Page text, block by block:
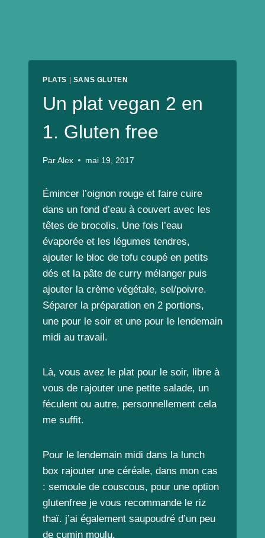
PLATS SANS GLUTEN
Un plat vegan 2 en
1. Gluten free
Par Alex mai 19, 2017
Émincer l’oignon rouge et faire cuire
dans un fond d’eau à couvert avec les
têtes de brocolis. Une fois l’eau
évaporée et les légumes tendres,
ajouter le bloc de tofu coupé en petits
dés et la pâte de curry mélanger puis
ajouter la crème végétale, sel/poivre.
Séparer la préparation en 2 portions,
une pour le soir et une pour le lendemain
midi au travail.
Là, vous avez le plat pour le soir, libre à
vous de rajouter une petite salade, un
féculent ou autre, personnellement cela
me suffit.
Pour le lendemain midi dans la lunch
box rajouter une céréale, dans mon cas
: semoule de couscous, pour une option
glutenfree je vous recommande le riz
thaï. j’ai également saupoudré d’un peu
de cumin moulu.